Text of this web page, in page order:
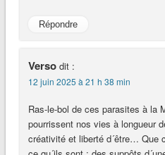
Répondre
Verso dit :
12 juin 2025 à 21 h 38 min
Ras-le-bol de ces parasites à la
pourrissent nos vies à longueur
créativité et liberté d´être… Que